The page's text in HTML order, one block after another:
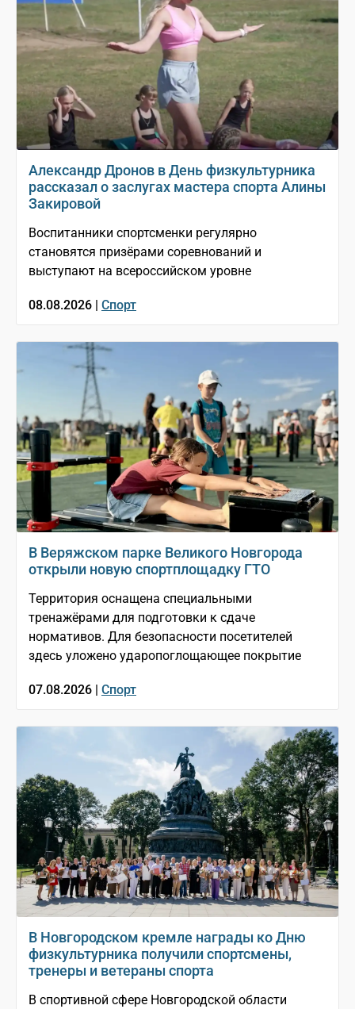
Александр Дронов в День физкультурника
рассказал о заслугах мастера спорта Алины
Закировой
Воспитанники спортсменки регулярно
становятся призёрами соревнований и
выступают на всероссийском уровне
08.08.2026 | Спорт
В Веряжском парке Великого Новгорода
открыли новую спортплощадку ГТО
Территория оснащена специальными
тренажёрами для подготовки к сдаче
нормативов. Для безопасности посетителей
здесь уложено ударопоглощающее покрытие
07.08.2026 | Спорт
В Новгородском кремле награды ко Дню
физкультурника получили спортсмены,
тренеры и ветераны спорта
В спортивной сфере Новгородской области